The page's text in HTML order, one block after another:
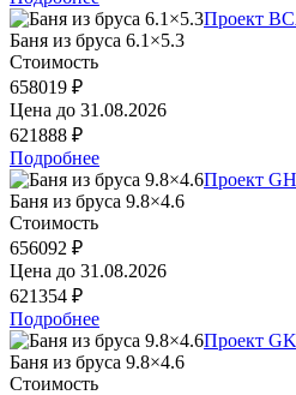
Проект
Баня из бруса 6.1×5.3
Стоимость
658019 ₽
Цена до 31.08.2026
621888 ₽
Подробнее
Проект
Баня из бруса 9.8×4.6
Стоимость
656092 ₽
Цена до 31.08.2026
621354 ₽
Подробнее
Проект
Баня из бруса 9.8×4.6
Стоимость